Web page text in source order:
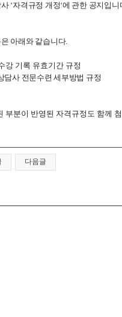
‘자격규정 개정‘에 관한 공지입니
아래와 같습니다.
강 기록 유효기간 규정
담사 전문수련 세부방법 규정
부분이 반영된 자격규정도 함께
다음글